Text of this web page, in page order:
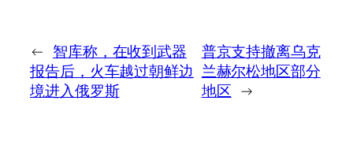
← 智库称，在收到武器
报告后，火车越过朝鲜边
境进入俄罗斯
普京支持撤离乌克
兰赫尔松地区部分
地区 →